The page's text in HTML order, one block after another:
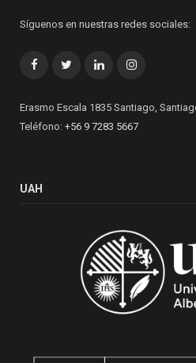
Síguenos en nuestras redes sociales:
FacebookTwitterLinkedInInstagram
Erasmo Escala 1835 Santiago,
Teléfono: +56 9 7283 5667
UAH